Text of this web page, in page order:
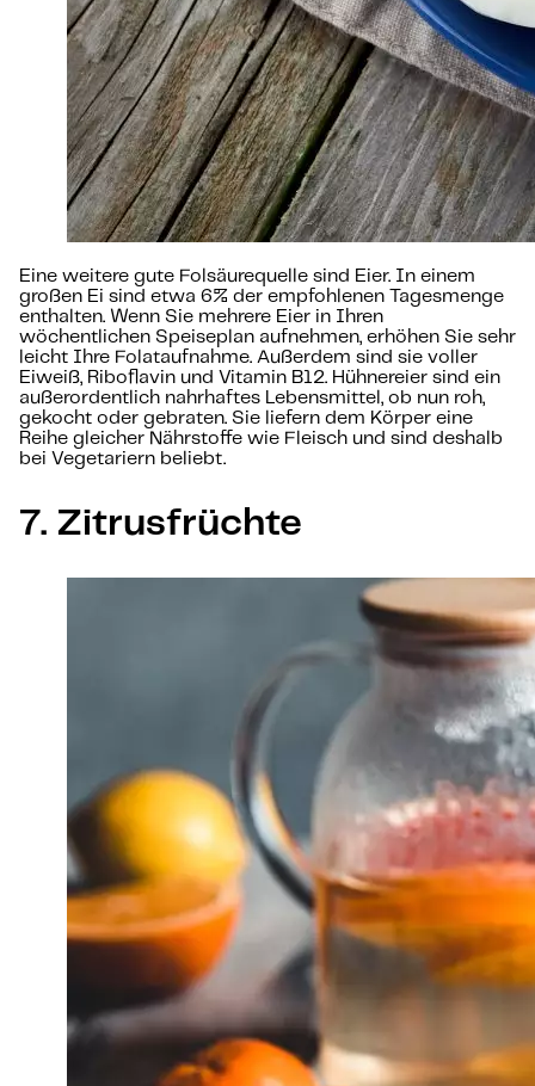
Eine weitere gute Folsäurequelle sind Eier. In einem
großen Ei sind etwa 6% der empfohlenen Tagesmenge
enthalten. Wenn Sie mehrere Eier in Ihren
wöchentlichen Speiseplan aufnehmen, erhöhen Sie sehr
leicht Ihre Folataufnahme. Außerdem sind sie voller
Eiweiß, Riboflavin und Vitamin B12. Hühnereier sind ein
außerordentlich nahrhaftes Lebensmittel, ob nun roh,
gekocht oder gebraten. Sie liefern dem Körper eine
Reihe gleicher Nährstoffe wie Fleisch und sind deshalb
bei Vegetariern beliebt.
7. Zitrusfrüchte